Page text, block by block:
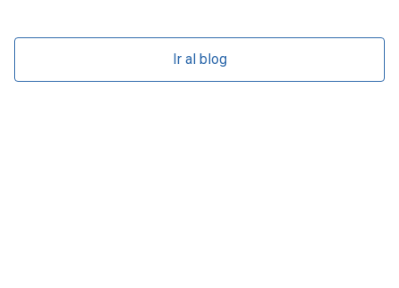
Ir al blog